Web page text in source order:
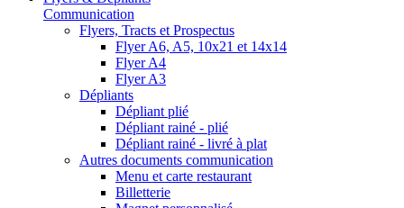
Communication
Flyers, Tracts et Prospectus
Flyer A6, A5, 10x21 et 14x14
Flyer A4
Flyer A3
Dépliants
Dépliant plié
Dépliant rainé - plié
Dépliant rainé - livré à plat
Autres documents communication
Menu et carte restaurant
Billetterie